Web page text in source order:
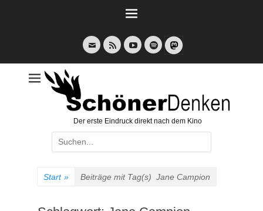
E-
Mail
Feed YouTubeSpotify
Der erste Eindruck direkt nach dem Kino
Suche
nach:
Start » Beiträge mit Tag(s) Jane Campion